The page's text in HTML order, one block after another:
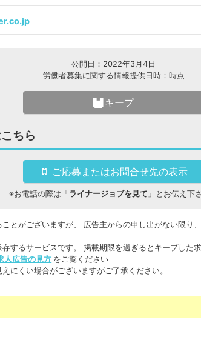
公開日：2022年3月4日
労働者募集に関する情報提供日時：時点
キープ
ちら
ご応募またはお問合せ先の表示
※お電話の際は「 ライナージョブを見て 」とお伝え下
とがございますが、 広告主からの申し出がない限り
するサービスです。 掲載期限を過ぎるとキープした
人広告の見方 をご覧ください
にくい場合がございますがご了承ください。